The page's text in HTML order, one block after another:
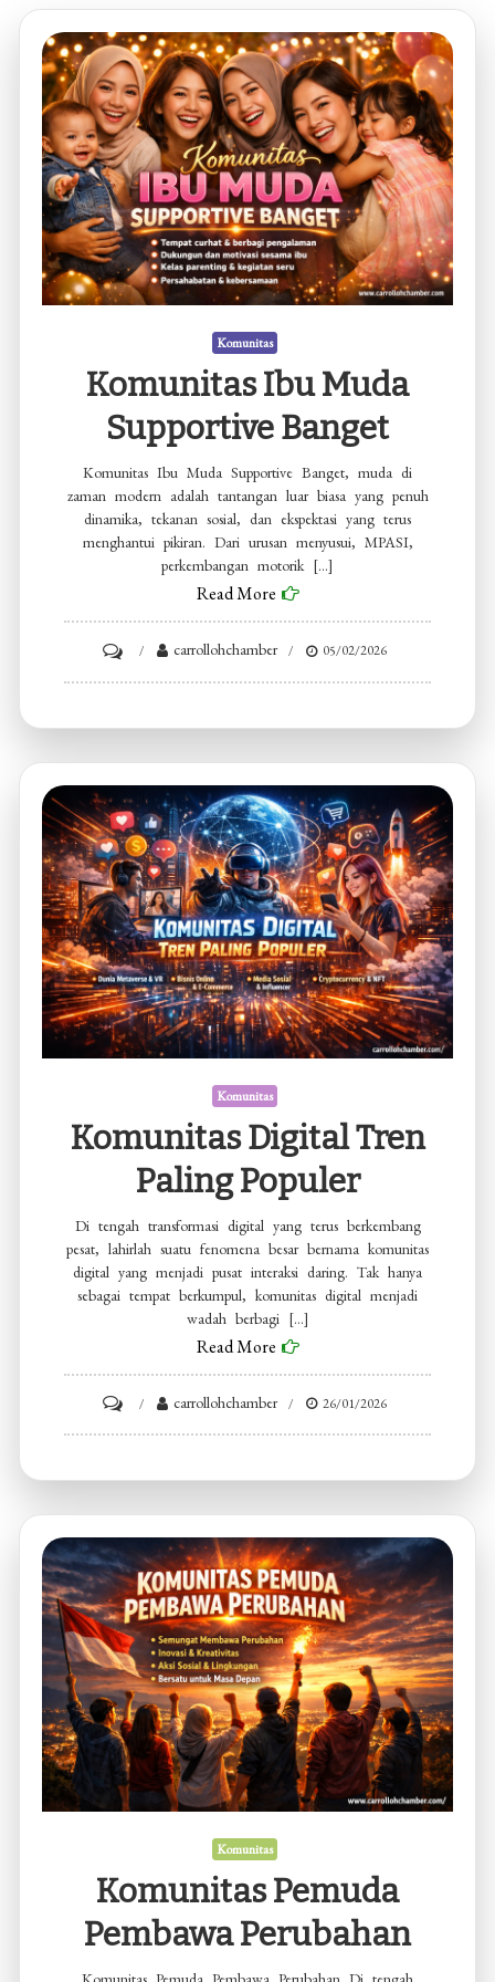
Komunitas
Komunitas Ibu Muda
Supportive Banget
Komunitas Ibu Muda Supportive Banget, muda di
zaman modern adalah tantangan luar biasa yang penuh
dinamika, tekanan sosial, dan ekspektasi yang terus
menghantui pikiran. Dari urusan menyusui, MPASI,
perkembangan motorik […]
Read More
Komunitas
Banget
carrollohchamber 05/02/2026
Komunitas
Komunitas Digital Tren
Paling Populer
Di tengah transformasi digital yang terus berkembang
pesat, lahirlah suatu fenomena besar bernama komunitas
digital yang menjadi pusat interaksi daring. Tak hanya
sebagai tempat berkumpul, komunitas digital menjadi
wadah berbagi […]
Read More
Komunitas
Populer
carrollohchamber 26/01/2026
Komunitas
Komunitas Pemuda
Pembawa Perubahan